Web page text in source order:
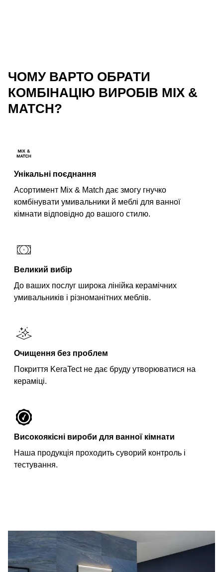
ЧОМУ ВАРТО ОБРАТИ
КОМБІНАЦІЮ ВИРОБІВ MIX &
MATCH?
Унікальні поєднання
Асортимент Mix & Match дає змогу гнучко
комбінувати умивальники й меблі для ванної
кімнати відповідно до вашого стилю.
Великий вибір
До ваших послуг широка лінійка керамічних
умивальників і різноманітних меблів.
Очищення без проблем
Покриття KeraTect не дає бруду утворюватися на
кераміці.
Високоякісні вироби для ванної кімнати
Наша продукція проходить суворий контроль і
тестування.